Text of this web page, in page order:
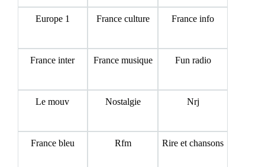
Europe 1 France culture France info
France inter France musique Fun radio
Le mouv Nostalgie Nrj
France bleu Rfm Rire et chansons